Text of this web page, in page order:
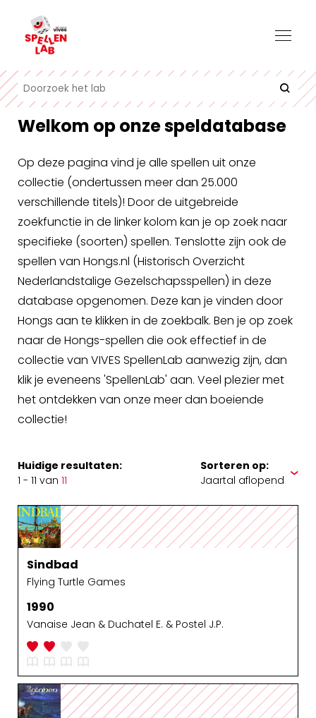
Welkom op onze speldatabase
Op deze pagina vind je alle spellen uit onze
collectie (ondertussen meer dan 25.000
verschillende titels)! Door de uitgebreide
zoekfunctie in de linker kolom kan je op zoek naar
specifieke (soorten) spellen. Tenslotte zijn ook de
spellen van Hongs.nl (Historisch Overzicht
Nederlandstalige Gezelschapsspellen) in deze
database opgenomen. Deze kan je vinden door
Hongs aan te klikken in de zoekbalk. Ben je op zoek
naar de Hongs-spellen die ook effectief in de
collectie van VIVES SpellenLab aanwezig zijn, dan
klik je eveneens 'SpellenLab' aan. Veel plezier met
het ontdekken van onze meer dan boeiende
collectie!
Huidige resultaten:
1 - 11 van 11
Sorteren op:
Sindbad
Flying Turtle Games
1990
Vanaise Jean & Duchatel E. & Postel J.P.